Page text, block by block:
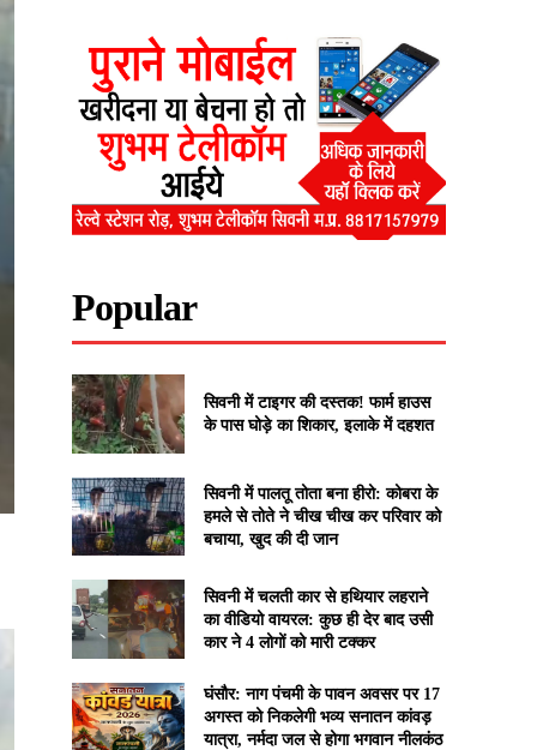
Popular
सिवनी में टाइगर की दस्तक! फार्म हाउस
के पास घोड़े का शिकार, इलाके में दहशत
सिवनी में पालतू तोता बना हीरो: कोबरा के
हमले से तोते ने चीख चीख कर परिवार को
बचाया, खुद की दी जान
सिवनी में चलती कार से हथियार लहराने
का वीडियो वायरल: कुछ ही देर बाद उसी
कार ने 4 लोगों को मारी टक्कर
घंसौर: नाग पंचमी के पावन अवसर पर 17
अगस्त को निकलेगी भव्य सनातन कांवड़
यात्रा, नर्मदा जल से होगा भगवान नीलकंठ